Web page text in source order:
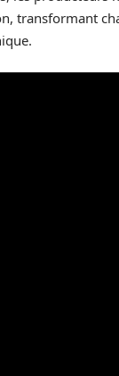
transformant